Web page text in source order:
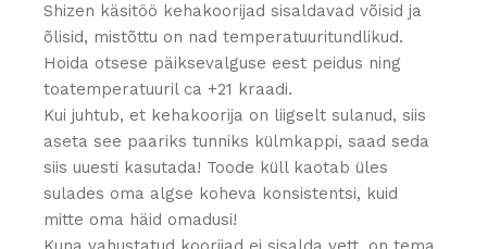
Shizen käsitöö kehakoorijad sisaldavad võisid ja
õlisid, mistõttu on nad temperatuuritundlikud.
Hoida otsese päiksevalguse eest peidus ning
toatemperatuuril ca +21 kraadi.
Kui juhtub, et kehakoorija on liigselt sulanud, siis
aseta see paariks tunniks külmkappi, saad seda
siis uuesti kasutada! Toode küll kaotab üles
sulades oma algse koheva konsistentsi, kuid
mitte oma häid omadusi!